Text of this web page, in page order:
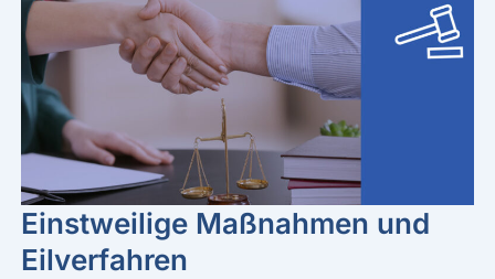
Einstweilige Maßnahmen und
Eilverfahren